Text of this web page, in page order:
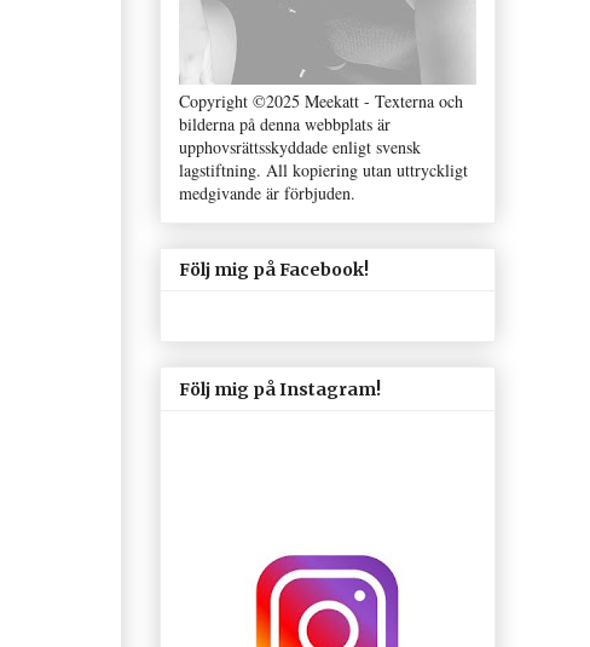
Copyright ©2025 Meekatt - Texterna och
bilderna på denna webbplats är
upphovsrättsskyddade enligt svensk
lagstiftning. All kopiering utan uttryckligt
medgivande är förbjuden.
Följ mig på Facebook!
Följ mig på Instagram!